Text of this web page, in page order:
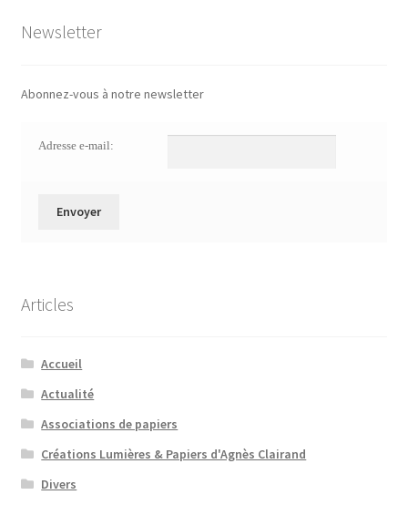
Newsletter
Abonnez-vous à notre newsletter
Adresse e-mail:
Articles
Accueil
Actualité
Associations de papiers
Créations Lumières & Papiers d'Agnès Clairand
Divers